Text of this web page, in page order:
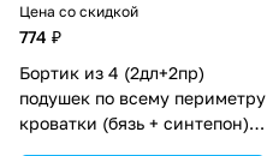
Цена со скидкой
774 ₽
Бортик из 4 (2дл+2пр)
подушек по всему периметру
кроватки (бязь + синтепон)